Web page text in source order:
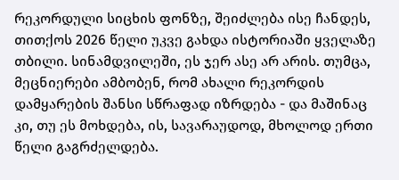
რეკორდული სიცხის ფონზე, შეიძლება ისე ჩანდეს,
თითქოს 2026 წელი უკვე გახდა ისტორიაში ყველაზე
თბილი. სინამდვილეში, ეს ჯერ ასე არ არის. თუმცა,
მეცნიერები ამბობენ, რომ ახალი რეკორდის
დამყარების შანსი სწრაფად იზრდება - და მაშინაც
კი, თუ ეს მოხდება, ის, სავარაუდოდ, მხოლოდ ერთი
წელი გაგრძელდება.